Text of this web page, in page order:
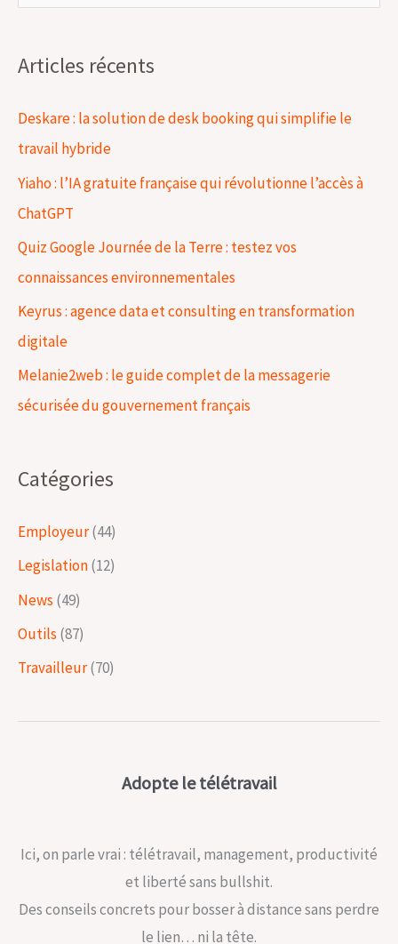
e
h
h
e
r
:
Articles récents
Deskare : la solution de desk booking qui simplifie le
travail hybride
Yiaho : l’IA gratuite française qui révolutionne l’accès à
ChatGPT
Quiz Google Journée de la Terre : testez vos
connaissances environnementales
Keyrus : agence data et consulting en transformation
digitale
Melanie2web : le guide complet de la messagerie
sécurisée du gouvernement français
Catégories
Employeur(44)
Legislation(12)
News (49)
Outils (87)
Travailleur(70)
Adopte le télétravail
Ici, on parle vrai : télétravail, management, productivité
et liberté sans bullshit.
Des conseils concrets pour bosser à distance sans perdre
le lien… ni la tête.